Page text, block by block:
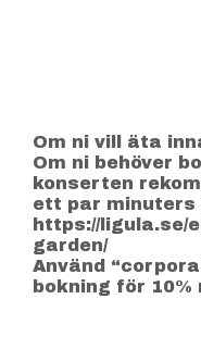
Om ni vill äta
Om ni behöver
konserten
ett par minuters
https://ligula.se/
garden/
Använd
bokning för